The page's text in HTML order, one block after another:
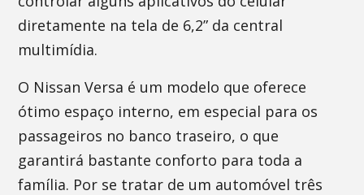
diretamente na tela de 6,2” da central
multimídia.
O Nissan Versa é um modelo que oferece
ótimo espaço interno, em especial para os
passageiros no banco traseiro, o que
garantirá bastante conforto para toda a
família. Por se tratar de um automóvel três